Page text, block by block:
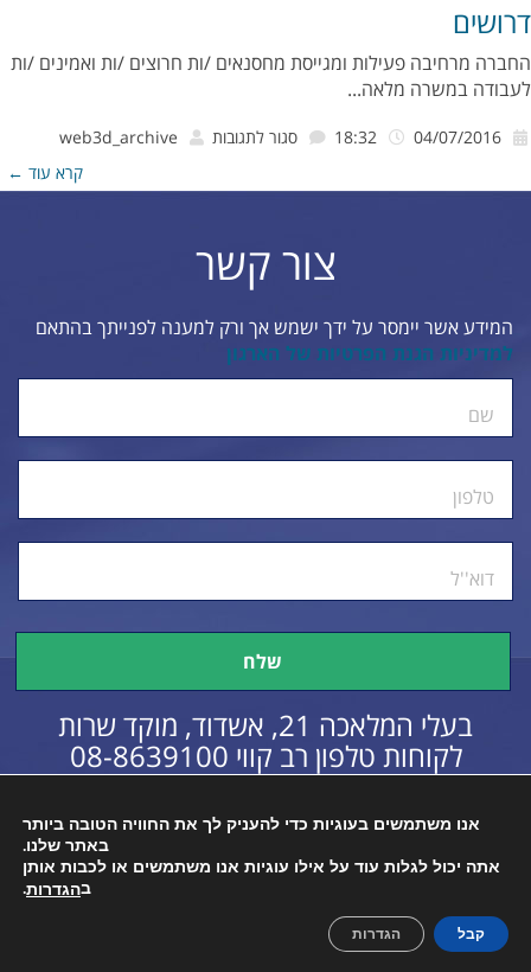
דרושים
החברה מרחיבה פעילות ומגייסת מחסנאים /ות חרוצים /ות ואמינים /ות
לעבודה במשרה מלאה...
סגור לתגובות על
web3d_archive
קרא עוד ←
צור קשר
המידע אשר יימסר על ידך ישמש אך ורק למענה לפנייתך בהתאם
למדיניות הגנת הפרטיות של הארגון
שם
טלפון
דוא''ל
בעלי המלאכה 21, אשדוד, מוקד שרות
לקוחות טלפון רב קווי 08-8639100
כל הזכויות שמורות © 2016 הצהרת נגישות
אנו משתמשים בעוגיות כדי להעניק לך את החוויה הטובה ביותר
באתר שלנו.
אתה יכול לגלות עוד על אילו עוגיות אנו משתמשים או לכבות אותן
בהגדרות.
קבל הגדרות